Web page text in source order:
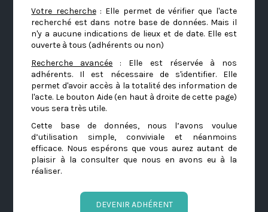
Votre recherche: Elle permet de vérifier que l'acte
recherché est dans notre base de données. Mais il
n'y a aucune indications de lieux et de date. Elle est
ouverte à tous (adhérents ou non)
Recherche avancée : Elle est réservée à nos
adhérents. Il est nécessaire de s'identifier. Elle
permet d'avoir accès à la totalité des information de
l'acte. Le bouton Aide (en haut à droite de cette page)
vous sera très utile.
Cette base de données, nous l’avons voulue
d’utilisation simple, conviviale et néanmoins
efficace. Nous espérons que vous aurez autant de
plaisir à la consulter que nous en avons eu à la
réaliser.
DEVENIR ADHÉRENT